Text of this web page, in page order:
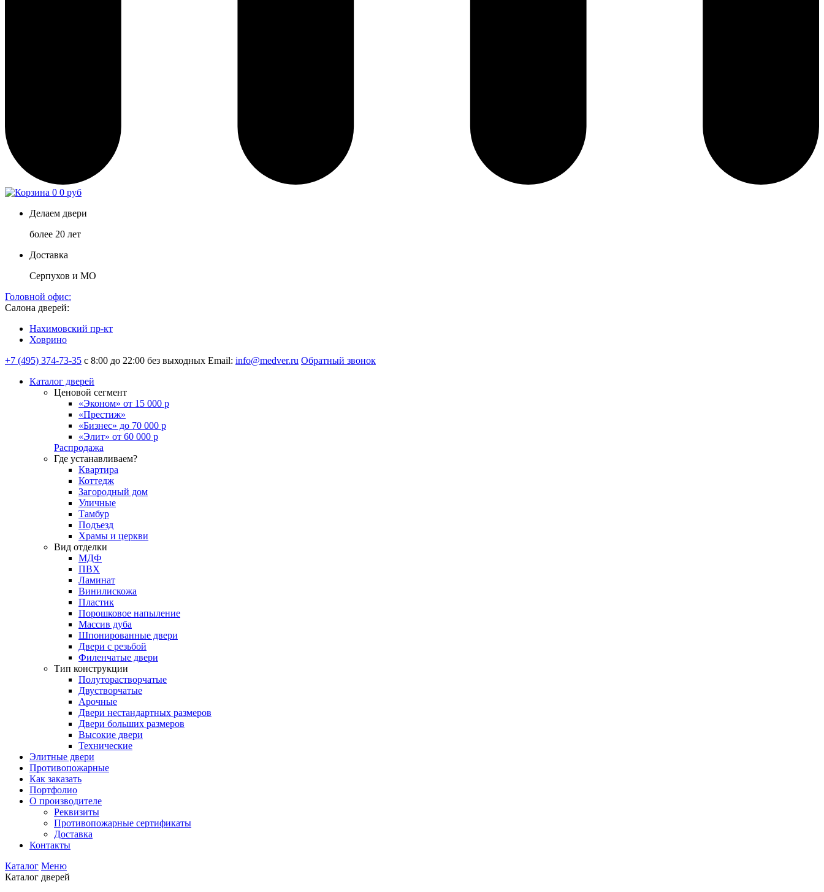
0 0 руб
Делаем двери
более 20 лет
Доставка
Серпухов и МО
Головной офис:
Салона дверей:
Нахимовский пр-кт
Ховрино
+7 (495) 374-73-35 с 8:00 до 22:00 без выходных Email: info@medver.ru Обратный звонок
Каталог дверей
Ценовой сегмент
«Эконом» от 15 000 р
«Престиж»
«Бизнес» до 70 000 р
«Элит» от 60 000 р
Распродажа
Где устанавливаем?
Квартира
Коттедж
Загородный дом
Уличные
Тамбур
Подъезд
Храмы и церкви
Вид отделки
МДФ
ПВХ
Ламинат
Винилискожа
Пластик
Порошковое напыление
Массив дуба
Шпонированные двери
Двери с резьбой
Филенчатые двери
Тип конструкции
Полуторастворчатые
Двустворчатые
Арочные
Двери нестандартных размеров
Двери больших размеров
Высокие двери
Технические
Элитные двери
Противопожарные
Как заказать
Портфолио
О производителе
Реквизиты
Противопожарные сертификаты
Доставка
Контакты
Каталог Меню
Каталог дверей